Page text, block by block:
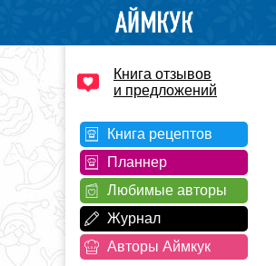
Книга отзывов
и предложений
Книга рецептов
Планнер
Любимые авторы
Журнал
Авторы Аймкук